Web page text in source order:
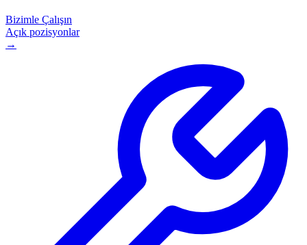
Bizimle Çalışın
Açık pozisyonlar
→